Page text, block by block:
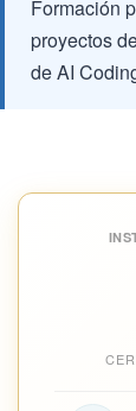
Formación
proyectos
de AI